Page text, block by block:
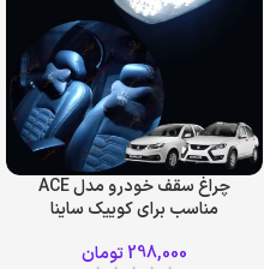
چراغ سقف خودرو مدل ACE
مناسب برای کوییک ساینا
298,000تومان